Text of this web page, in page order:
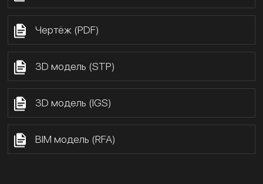
Чертёж (PDF)
3D модель (STP)
3D модель (IGS)
BIM модель (RFA)